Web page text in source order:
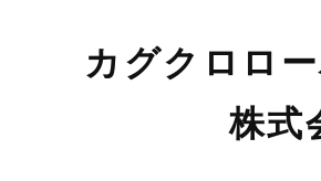
カグクロロ
株式